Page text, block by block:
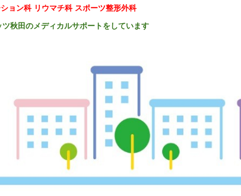
ョン科 リウマチ科 スポーツ整形外科
秋田のメディカルサポートをしています